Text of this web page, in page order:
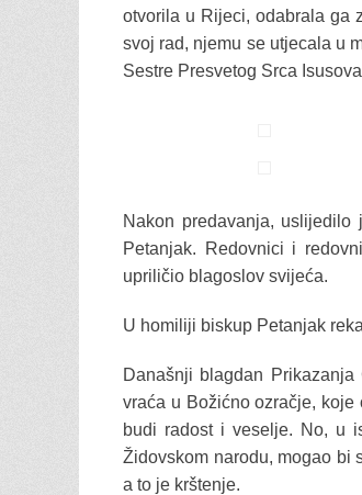
otvorila u Rijeci, odabrala ga
svoj rad, njemu se utjecala u
Sestre Presvetog Srca
Nakon predavanja,
Petanjak. Redovnici i
upriličio blagoslov svijeća.
U homiliji biskup Petanjak
Današnji blagdan
vraća u Božićno ozračje,
budi radost i veselje. No, u
Židovskom narodu, mogao bi
a to je krštenje.